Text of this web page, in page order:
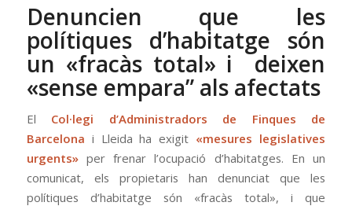
Denuncien que les
polítiques d’habitatge són
un «fracàs total» i deixen
«sense empara” als afectats
El Col·legi d’Administradors de Finques de
Barcelona i Lleida ha exigit «mesures legislatives
urgents»per frenar l’ocupació d’habitatges. En un
comunicat, els propietaris han denunciat que les
polítiques d’habitatge són «fracàs total», i que